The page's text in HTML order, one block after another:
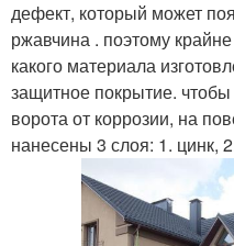
дефект, который может
ржавчина . поэтому
какого материала
защитное покрытие.
ворота от коррозии, на
нанесены 3 слоя: 1. цинк,